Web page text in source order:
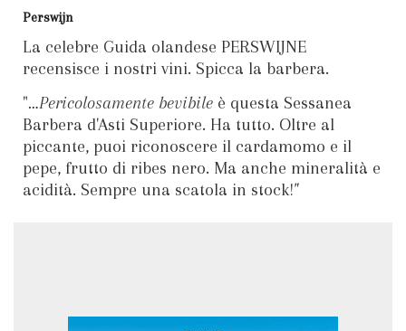
Perswijn
La celebre Guida olandese PERSWIJNE
recensisce i nostri vini. Spicca la barbera.
"…Pericolosamente bevibile è questa Sessanea
Barbera d'Asti Superiore. Ha tutto. Oltre al
piccante, puoi riconoscere il cardamomo e il
pepe, frutto di ribes nero. Ma anche mineralità e
acidità. Sempre una scatola in stock!"